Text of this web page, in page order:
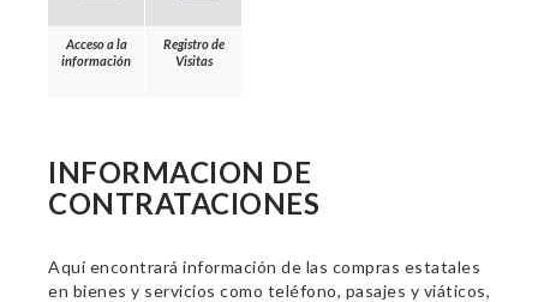
Acceso a la
información
Registro de
Visitas
INFORMACION DE
CONTRATACIONES
Aquí encontrará información de las compras estatales
en bienes y servicios como teléfono, pasajes y viáticos,